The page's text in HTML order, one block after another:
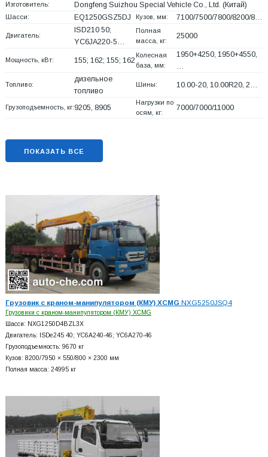
Изготовитель: Dongfeng Suizhou Special Vehicle Co., Ltd. (Китай)
Шасси: EQ1250GSZ5DJ Кузов, мм: 7100/7500/7800/8200/8…
Двигатель:
ISD210 50;
YC6JA220-5…
Полная
масса, кг:
25000
Мощность, кВт: 155; 162; 155; 162
Колесная
база, мм:
1950+4250, 1950+4550,
…
Топливо:
дизельное
топливо
Шины: 10.00-20, 10.00R20, 2…
Грузоподъемность, кг:9205, 8905
Нагрузки по
осям, кг:
7000/7000/11000
ПОКАЗАТЬ ВСЕ
Грузовик с краном-манипулятором (КМУ) XCMG NXG5250JSQ4
Грузовики с краном-манипулятором (КМУ) XCMG
Шасси: NXG1250D4BZL3X
Двигатель: ISDe245 40; YC6A240-46; YC6A270-46
Грузоподъемность: 9670 кг
Кузов: 8200/7950 × 550/800 × 2300 мм
Полная масса: 24995 кг